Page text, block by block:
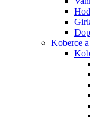
Koberce